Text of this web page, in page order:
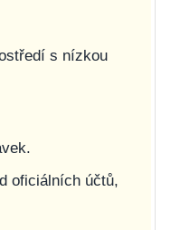
s nízkou
oficiálních účtů,